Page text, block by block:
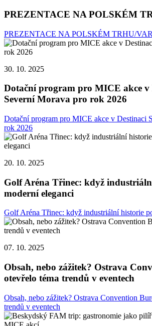
PREZENTACE NA POLSKÉM
PREZENTACE NA POLSKÉM TRHU/
30. 10. 2025
Dotační program pro MICE akce v
Severní Morava pro rok 2026
Dotační program pro MICE akce v Destinaci
rok 2026
20. 10. 2025
Golf Aréna Třinec: když
moderní eleganci
Golf Aréna Třinec: když industriální historie
07. 10. 2025
Obsah, nebo zážitek? Ostrava
otevřelo téma trendů v eventech
Obsah, nebo zážitek? Ostrava Convention
trendů v eventech